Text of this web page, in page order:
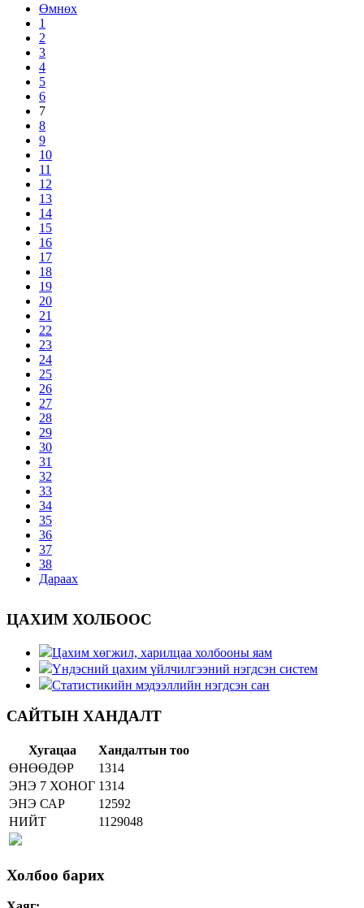
Өмнөх
1
2
3
4
5
6
7
8
9
10
11
12
13
14
15
16
17
18
19
20
21
22
23
24
25
26
27
28
29
30
31
32
33
34
35
36
37
38
Дараах
ЦАХИМ ХОЛБООС
Цахим хөгжил, харилцаа холбооны яам
Үндэсний цахим үйлчилгээний нэгдсэн систем
Статистикийн мэдээллийн нэгдсэн сан
САЙТЫН ХАНДАЛТ
Хугацаа
Хандалтын тоо
ӨНӨӨДӨР
1314
ЭНЭ 7 ХОНОГ 1314
ЭНЭ САР
12592
НИЙТ
1129048
Холбоо барих